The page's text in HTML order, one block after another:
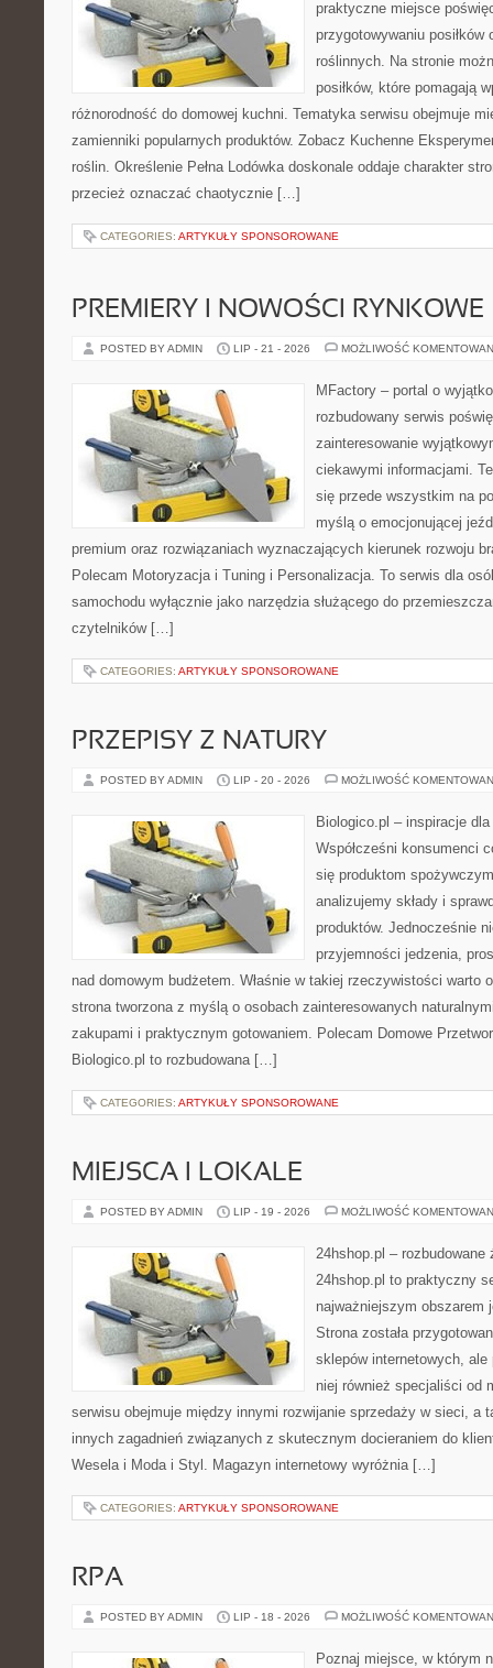
praktyczne miejsce
przygotowywaniu posiłków
roślinnych. Na stronie
posiłków, które pomagają
różnorodność do domowej kuchni. Tematyka serwisu obejmuje
zamienniki popularnych produktów. Zobacz Kuchenne
roślin. Określenie Pełna Lodówka doskonale oddaje charakter
przecież oznaczać chaotycznie […]
CATEGORIES: ARTYKUŁY SPONSOROWANE
PREMIERY I NOWOŚCI RYNKOWE
POSTED BY ADMIN LIP - 21 - 2026 MOŻLIWOŚĆ
MFactory – portal o
rozbudowany serwis
zainteresowanie
ciekawymi informacjami.
się przede wszystkim na
myślą o emocjonującej
premium oraz rozwiązaniach wyznaczających kierunek rozwoju
Polecam Motoryzacja i Tuning i Personalizacja. To serwis dla
samochodu wyłącznie jako narzędzia służącego do
czytelników […]
CATEGORIES: ARTYKUŁY SPONSOROWANE
PRZEPISY Z NATURY
POSTED BY ADMIN LIP - 20 - 2026 MOŻLIWOŚĆ
Biologico.pl – inspiracje
Współcześni konsumenci
się produktom
analizujemy składy i
produktów. Jednocześnie
przyjemności jedzenia,
nad domowym budżetem. Właśnie w takiej rzeczywistości warto
strona tworzona z myślą o osobach zainteresowanych
zakupami i praktycznym gotowaniem. Polecam Domowe
Biologico.pl to rozbudowana […]
CATEGORIES: ARTYKUŁY SPONSOROWANE
MIEJSCA I LOKALE
POSTED BY ADMIN LIP - 19 - 2026 MOŻLIWOŚĆ
24hshop.pl – rozbudowane
24hshop.pl to praktyczny
najważniejszym obszarem
Strona została
sklepów internetowych,
niej również specjaliści od
serwisu obejmuje między innymi rozwijanie sprzedaży w sieci, a
innych zagadnień związanych z skutecznym docieraniem do
Wesela i Moda i Styl. Magazyn internetowy wyróżnia […]
CATEGORIES: ARTYKUŁY SPONSOROWANE
RPA
POSTED BY ADMIN LIP - 18 - 2026 MOŻLIWOŚĆ
Poznaj miejsce, w którym